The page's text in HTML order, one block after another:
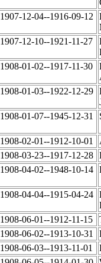
1907-12-04--1916-09-12
1907-12-10--1921-11-27
1908-01-02--1917-11-30
1908-01-03--1922-12-29
1908-01-07--1945-12-31
1908-02-01--1912-10-01
1908-03-23--1917-12-28
1908-04-02--1948-10-14
1908-04-04--1915-04-24
1908-06-01--1912-11-15
1908-06-02--1913-10-31
1908-06-03--1913-11-01